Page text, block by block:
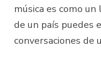
música es como
de un país puedes
conversaciones de